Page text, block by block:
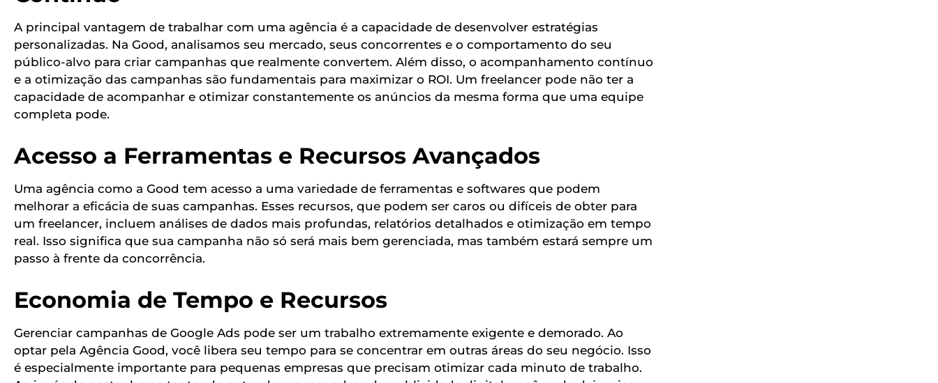
A principal vantagem de trabalhar com uma agência é a capacidade de desenvolver estratégias
personalizadas. Na Good, analisamos seu mercado, seus concorrentes e o comportamento do seu
público-alvo para criar campanhas que realmente convertem. Além disso, o acompanhamento contínuo
e a otimização das campanhas são fundamentais para maximizar o ROI. Um freelancer pode não ter a
capacidade de acompanhar e otimizar constantemente os anúncios da mesma forma que uma equipe
completa pode.
Acesso a Ferramentas e Recursos Avançados
Uma agência como a Good tem acesso a uma variedade de ferramentas e softwares que podem
melhorar a eficácia de suas campanhas. Esses recursos, que podem ser caros ou difíceis de obter para
um freelancer, incluem análises de dados mais profundas, relatórios detalhados e otimização em tempo
real. Isso significa que sua campanha não só será mais bem gerenciada, mas também estará sempre um
passo à frente da concorrência.
Economia de Tempo e Recursos
Gerenciar campanhas de Google Ads pode ser um trabalho extremamente exigente e demorado. Ao
optar pela Agência Good, você libera seu tempo para se concentrar em outras áreas do seu negócio. Isso
é especialmente importante para pequenas empresas que precisam otimizar cada minuto de trabalho.